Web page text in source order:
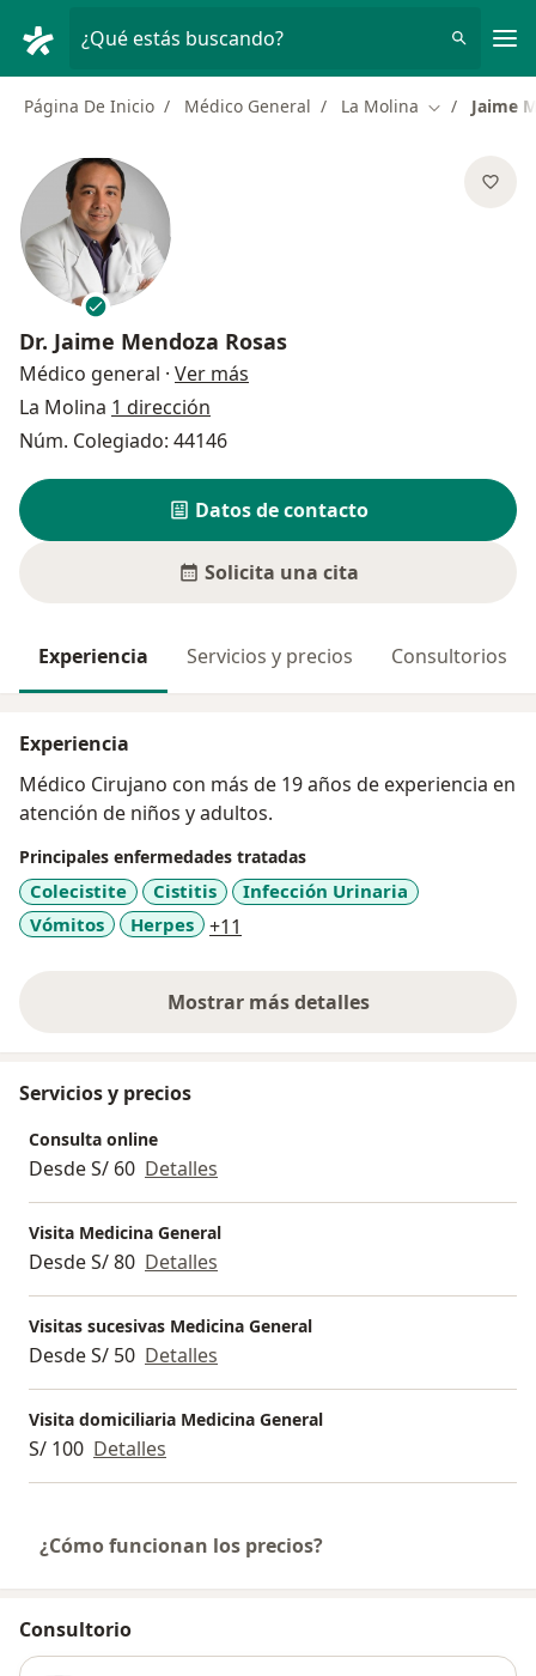
¿Qué estás buscando?
Página De Inicio Médico General La Molina Cambiar de
Jaime
Dr. Jaime Mendoza Rosas
Médico general · Ver más
La Molina 1 dirección
Núm. Colegiado: 44146
Datos de contacto
Solicita una cita
Experiencia Servicios y precios Consultorios
Experiencia
Médico Cirujano con más de 19 años de experiencia en
atención de niños y adultos.
Principales enfermedades tratadas
Colecistite Cistitis
Infección Urinaria
Vómitos
Herpes +11
Mostrar más detalles
sobre la experiencia
Servicios y precios
Consulta online
Desde S/ 60 Detalles
Visita Medicina General
Desde S/ 80 Detalles
Visitas sucesivas Medicina General
Desde S/ 50 Detalles
Visita domiciliaria Medicina General
S/ 100 Detalles
¿Cómo funcionan los precios?
Consultorio